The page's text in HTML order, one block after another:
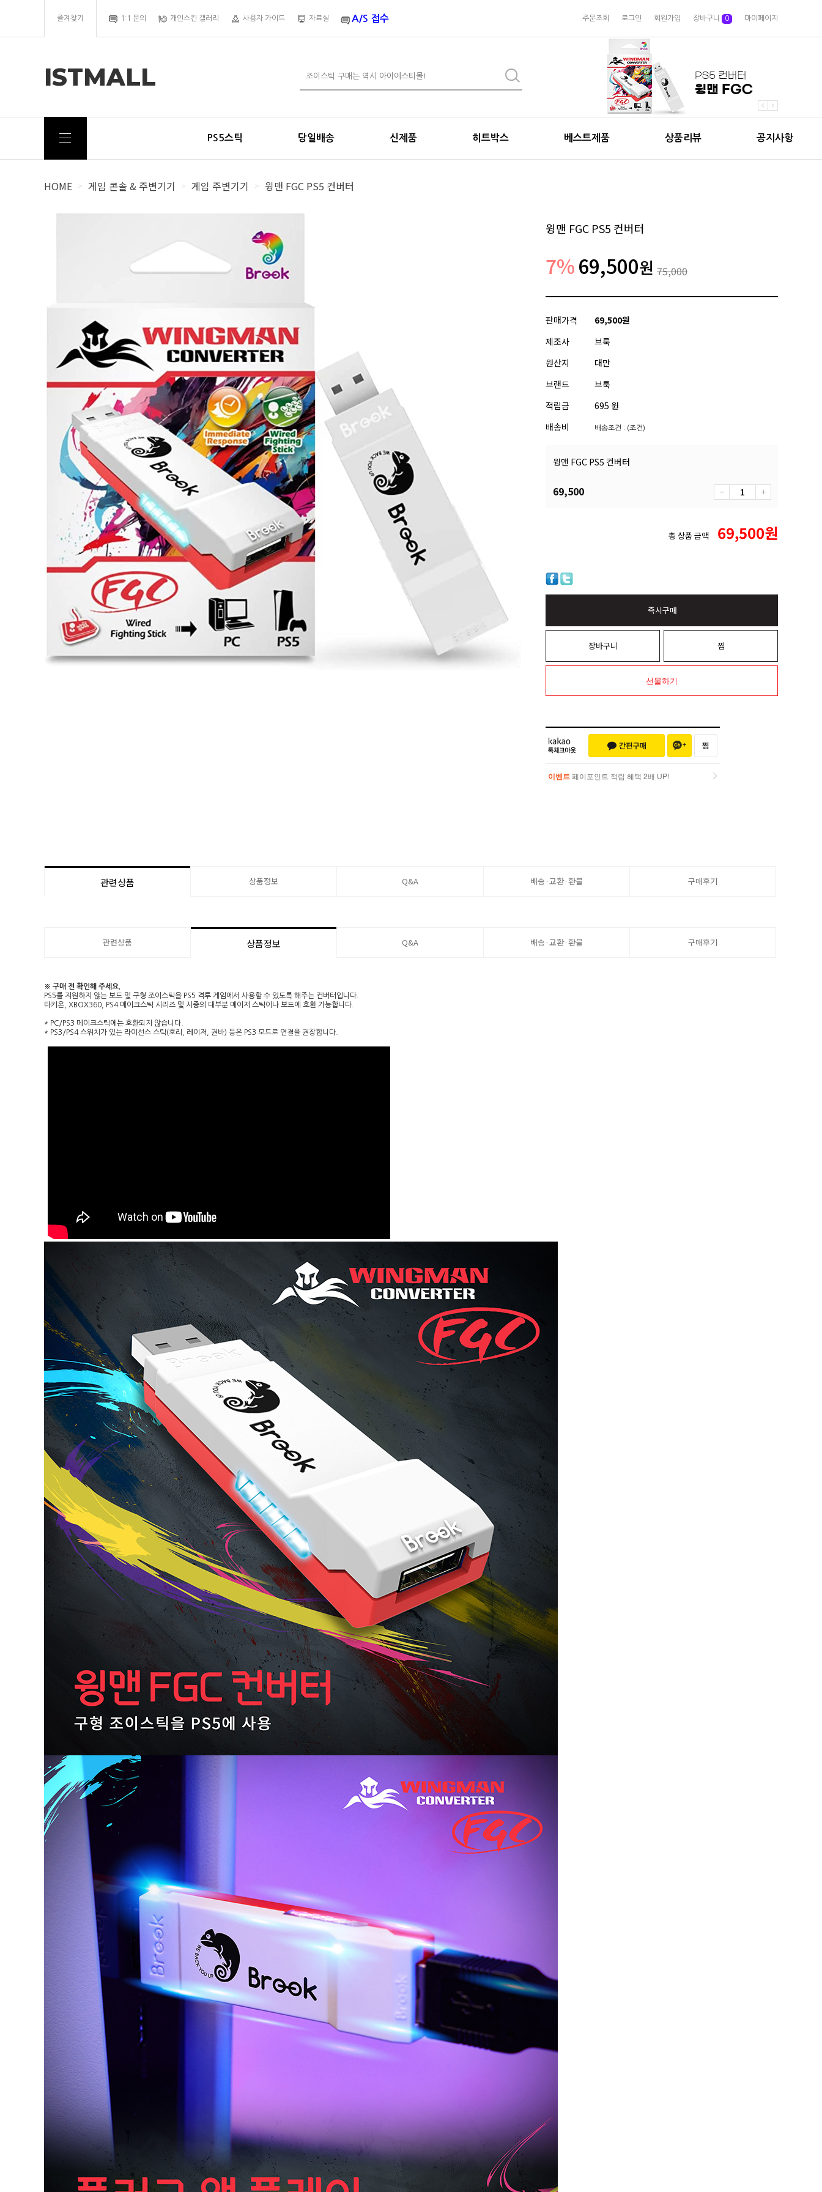
즐겨찾기 1:1 문의 개인스킨 갤러리 사용자 가이드 자료실 A/S 접수 주문조회 로그인 회원가입 장바구니 0 마이페이지
ISTMALL
PS5스틱 당일배송 신제품 히트박스 베스트제품 상품리뷰 공지사항
HOME > 게임 콘솔 & 주변기기 > 게임 주변기기 > 윙맨 FGC PS5 컨버터
윙맨 FGC PS5 컨버터
7%69,500원 75,000
판매가격 69,500원
제조사
브룩
원산지
대만
브랜드
브룩
적립금
695 원
배송비
배송조건 : (조건)
윙맨 FGC PS5 컨버터
69,500
총 상품 금액 69,500원
즉시구매
장바구니 찜
선물하기
이벤트 페이포인트 적립 혜택 2배 UP!
관련상품 상품정보 Q&A 배송·교환·환불 구매후기
관련상품 상품정보 Q&A 배송·교환·환불 구매후기
※ 구매 전 확인해 주세요.
PS5를 지원하지 않는 보드 및 구형 조이스틱을 PS5 격투 게임에서 사용할 수 있도록 해주는 컨버터입니다.
타키온, XBOX360, PS4 메이크스틱 시리즈 및 시중의 대부분 메이저 스틱이나 보드에 호환 가능합니다.
* PC/PS3 메이크스틱에는 호환되지 않습니다.
* PS3/PS4 스위치가 있는 라이선스 스틱(호리, 레이저, 권바) 등은 PS3 모드로 연결을 권장합니다.